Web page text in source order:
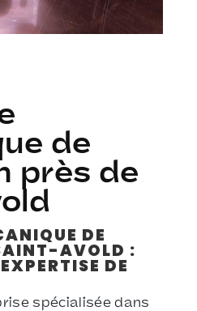
de
près de
DE
AVOLD :
DE
spécialisée dans